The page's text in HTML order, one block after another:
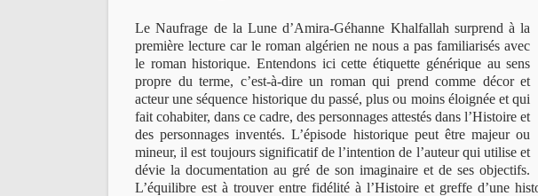
Le Naufrage de la Lune d’Amira-Géhanne Khalfallah surprend à la
première lecture car le roman algérien ne nous a pas familiarisés avec
le roman historique. Entendons ici cette étiquette générique au sens
propre du terme, c’est-à-dire un roman qui prend comme décor et
acteur une séquence historique du passé, plus ou moins éloignée et qui
fait cohabiter, dans ce cadre, des personnages attestés dans l’Histoire et
des personnages inventés. L’épisode historique peut être majeur ou
mineur, il est toujours significatif de l’intention de l’auteur qui utilise et
dévie la documentation au gré de son imaginaire et de ses objectifs.
L’équilibre est à trouver entre fidélité à l’Histoire et greffe d’une